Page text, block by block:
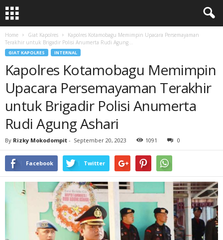
Home Giat Kapolres
Kapolres Kotamobagu Memimpin Upacara Persemayaman
Terakhir untuk Brigadir Polisi Anumerta Rudi Agung...
GIAT KAPOLRES INTERNAL
Kapolres Kotamobagu Memimpin
Upacara Persemayaman Terakhir
untuk Brigadir Polisi Anumerta
Rudi Agung Ashari
By Rizky Mokodompit - September 20, 2023 1091 0
Facebook Twitter